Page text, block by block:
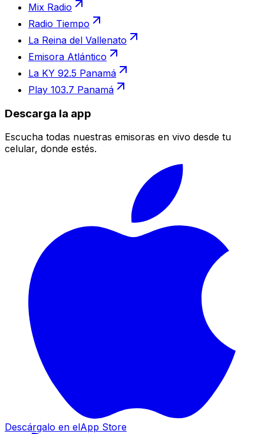
Mix Radio
Radio Tiempo
La Reina del Vallenato
Emisora Atlántico
La KY 92.5 Panamá
Play 103.7 Panamá
Descarga la app
Escucha todas nuestras emisoras en vivo desde tu
celular, donde estés.
Descárgalo en elApp Store